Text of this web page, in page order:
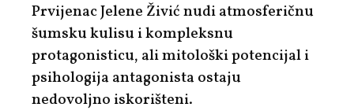
Prvijenac Jelene Živić nudi atmosferičnu
šumsku kulisu i kompleksnu
protagonisticu, ali mitološki potencijal i
psihologija antagonista ostaju
nedovoljno iskorišteni.